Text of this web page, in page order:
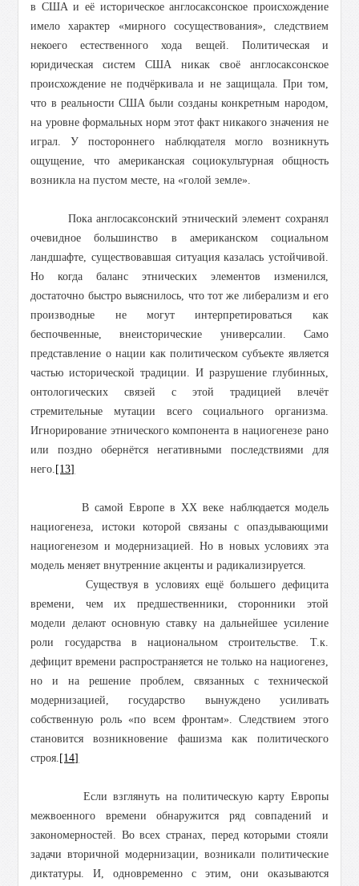
в США и её историческое англосаксонское происхождение
имело характер «мирного сосуществования», следствием
некоего естественного хода вещей. Политическая и
юридическая систем США никак своё англосаксонское
происхождение не подчёркивала и не защищала. При том,
что в реальности США были созданы конкретным народом,
на уровне формальных норм этот факт никакого значения не
играл. У постороннего наблюдателя могло возникнуть
ощущение, что американская социокультурная общность
возникла на пустом месте, на «голой земле».
Пока англосаксонский этнический элемент сохранял
очевидное большинство в американском социальном
ландшафте, существовавшая ситуация казалась устойчивой.
Но когда баланс этнических элементов изменился,
достаточно быстро выяснилось, что тот же либерализм и его
производные не могут интерпретироваться как
беспочвенные, внеисторические универсалии. Само
представление о нации как политическом субъекте является
частью исторической традиции. И разрушение глубинных,
онтологических связей с этой традицией влечёт
стремительные мутации всего социального организма.
Игнорирование этнического компонента в нациогенезе рано
или поздно обернётся негативными последствиями для
него. [13]
В самой Европе в ХХ веке наблюдается модель
нациогенеза, истоки которой связаны с опаздывающими
нациогенезом и модернизацией. Но в новых условиях эта
модель меняет внутренние акценты и радикализируется.
Существуя в условиях ещё большего дефицита
времени, чем их предшественники, сторонники этой
модели делают основную ставку на дальнейшее усиление
роли государства в национальном строительстве. Т.к.
дефицит времени распространяется не только на нациогенез,
но и на решение проблем, связанных с технической
модернизацией, государство вынуждено усиливать
собственную роль «по всем фронтам». Следствием этого
становится возникновение фашизма как политического
строя. [14]
Если взглянуть на политическую карту Европы
межвоенного времени обнаружится ряд совпадений и
закономерностей. Во всех странах, перед которыми стояли
задачи вторичной модернизации, возникали политические
диктатуры. И, одновременно с этим, они оказываются